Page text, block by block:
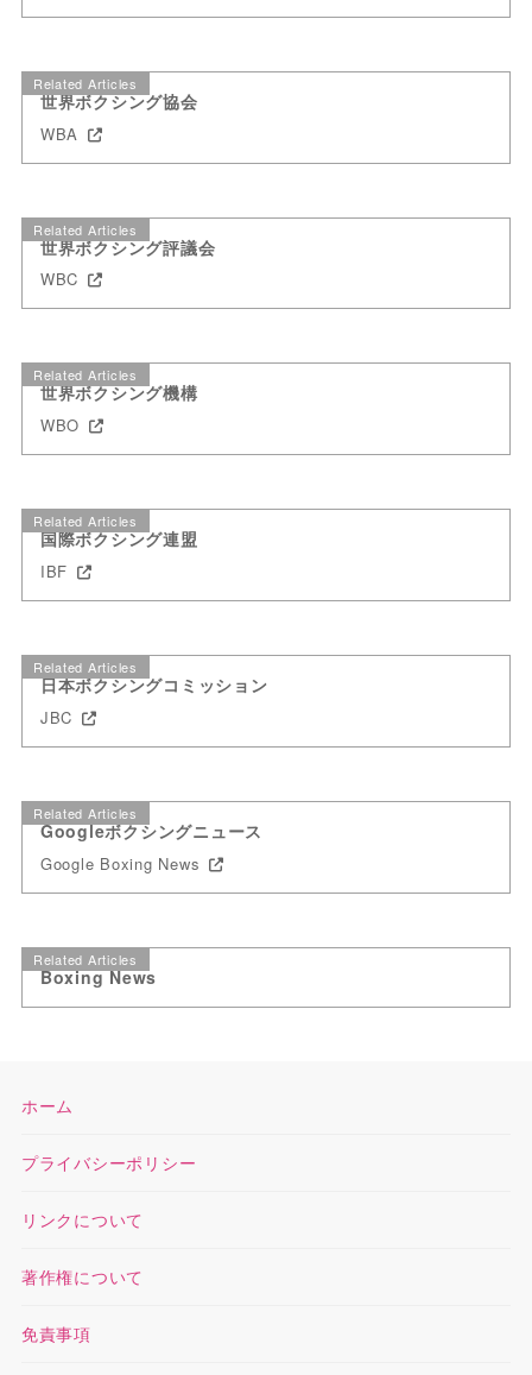
Related Articles
世界ボクシング協会
WBA
Related Articles
世界ボクシング評議会
WBC
Related Articles
世界ボクシング機構
WBO
Related Articles
国際ボクシング連盟
IBF
Related Articles
日本ボクシングコミッション
JBC
Related Articles
Googleボクシングニュース
Google Boxing News
Related Articles
Boxing News
ホーム
プライバシーポリシー
リンクについて
著作権について
免責事項